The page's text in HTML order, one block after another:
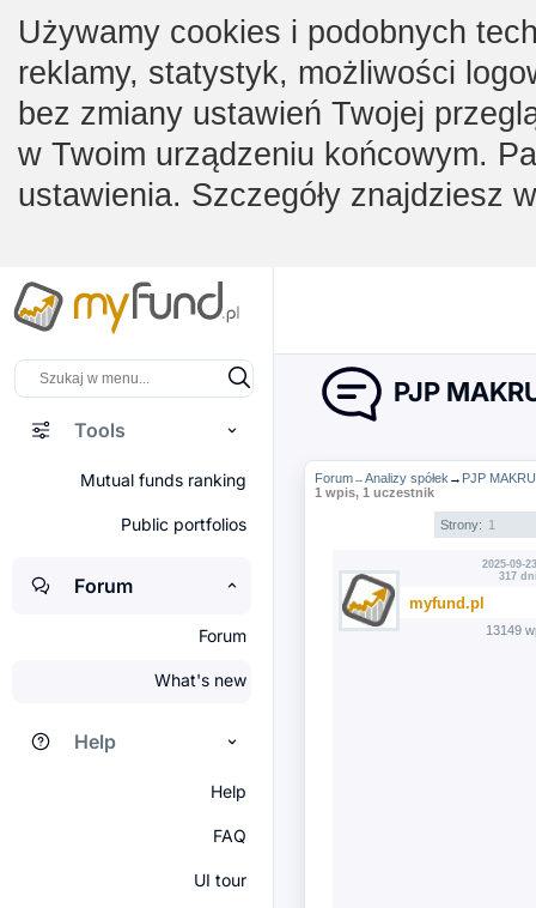
Używamy cookies i podobnych
reklamy, statystyk, możliwości
bez zmiany ustawień Twojej
w Twoim urządzeniu końcowym.
ustawienia. Szczegóły znajdziesz
Tools
Mutual funds ranking
Public portfolios
Forum
Forum
What's new
Help
Help
FAQ
UI tour
PJP
Forum→Analizy spółek → PJP
1 wpis, 1 uczestnik
Strony: 1
2025-09-
317
myfund.pl
13149